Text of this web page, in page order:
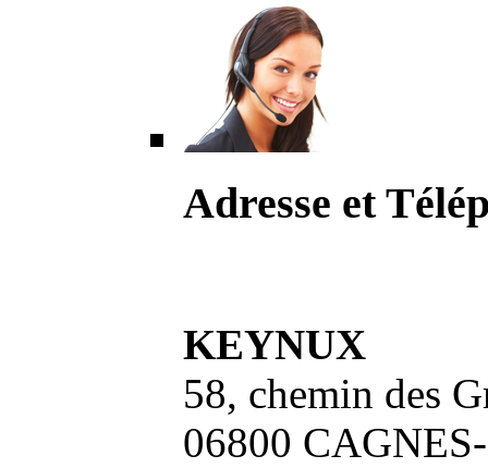
Adresse et
KEYNUX
58, chemin des
06800